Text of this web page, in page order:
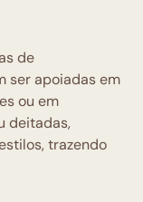
de
ser apoiadas em
ou em
deitadas,
trazendo